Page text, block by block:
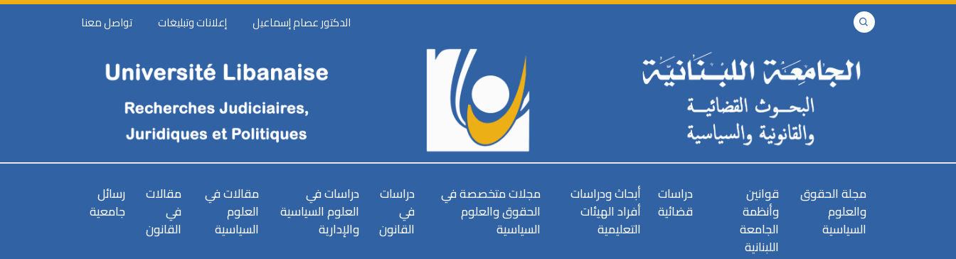
الدكتور عصام إسماعيل إعلانات وتبليغات تواصل معنا
مجلة الحقوق
والعلوم
السياسية
قوانين
وأنظمة
الجامعة
اللبنانية
دراسات
قضائية
أبحاث ودراسات
أفراد الهيئات
التعليمية
مجلات متخصصة في
الحقوق والعلوم
السياسية
دراسات
في
القانون
دراسات في
العلوم السياسية
والإدارية
مقالات في
العلوم
السياسية
مقالات
في
القانون
رسائل
جامعية